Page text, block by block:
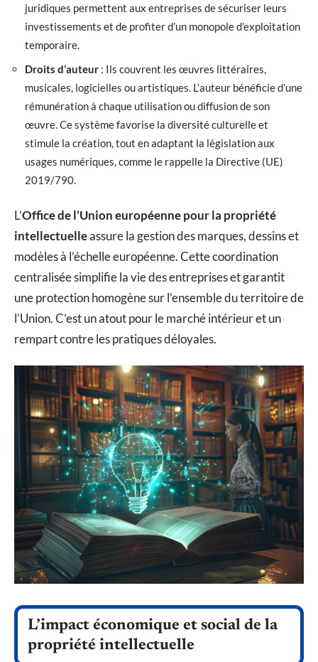
juridiques permettent aux entreprises de sécuriser leurs
investissements et de profiter d’un monopole d’exploitation
temporaire.
Droits d’auteur : Ils couvrent les œuvres littéraires,
musicales, logicielles ou artistiques. L’auteur bénéficie d’une
rémunération à chaque utilisation ou diffusion de son
œuvre. Ce système favorise la diversité culturelle et
stimule la création, tout en adaptant la législation aux
usages numériques, comme le rappelle la Directive (UE)
2019/790.
L’Office de l’Union européenne pour la propriété
intellectuelleassure la gestion des marques, dessins et
modèles à l’échelle européenne. Cette coordination
centralisée simplifie la vie des entreprises et garantit
une protection homogène sur l’ensemble du territoire de
l’Union. C’est un atout pour le marché intérieur et un
rempart contre les pratiques déloyales.
L’impact économique et social de la
propriété intellectuelle